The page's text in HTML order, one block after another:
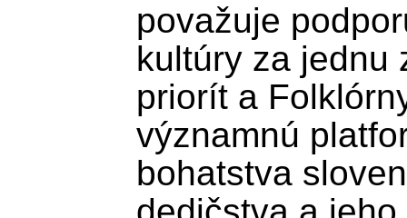
považuje
kultúry za jednu
priorít a
významnú
bohatstva